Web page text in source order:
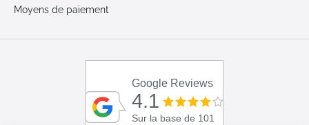
Moyens de paiement
Google Reviews
4.1
Sur la base de 101